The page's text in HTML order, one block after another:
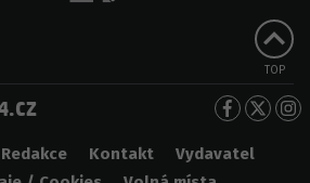
TOP
Redakce Kontakt
Vydavatel